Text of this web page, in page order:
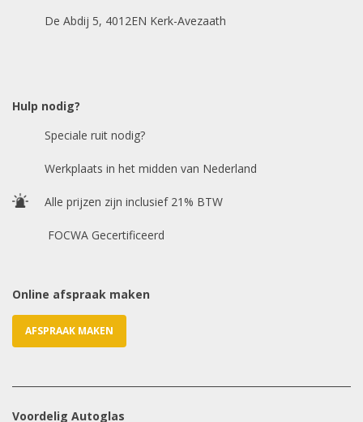
E-mailadres *
De Abdij 5, 4012EN Kerk-Avezaath
Hulp nodig?
Speciale ruit nodig?
Werkplaats in het midden van Nederland
Alle prijzen zijn inclusief 21% BTW
FOCWA Gecertificeerd
Online afspraak maken
AFSPRAAK MAKEN
Voordelig Autoglas